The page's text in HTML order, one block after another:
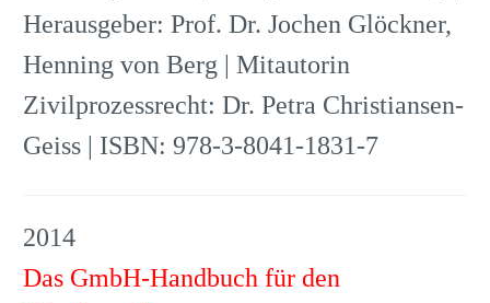
Herausgeber: Prof. Dr. Jochen Glöckner,
Henning von Berg | Mitautorin
Zivilprozessrecht: Dr. Petra Christiansen-
Geiss | ISBN: 978-3-8041-1831-7
2014
Das GmbH-Handbuch für den